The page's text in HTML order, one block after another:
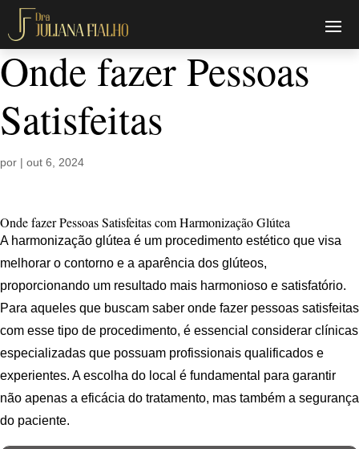
Onde fazer Pessoas
Satisfeitas
por | out 6, 2024
Onde fazer Pessoas Satisfeitas com Harmonização Glútea
A harmonização glútea é um procedimento estético que visa
melhorar o contorno e a aparência dos glúteos,
proporcionando um resultado mais harmonioso e satisfatório.
Para aqueles que buscam saber onde fazer pessoas satisfeitas
com esse tipo de procedimento, é essencial considerar clínicas
especializadas que possuam profissionais qualificados e
experientes. A escolha do local é fundamental para garantir
não apenas a eficácia do tratamento, mas também a segurança
do paciente.